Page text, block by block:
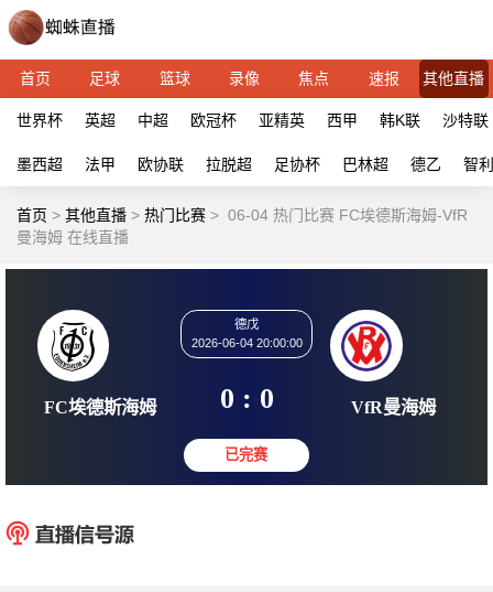
首页 足球 篮球 录像 焦点 速报 其他直播
世界杯 英超 中超 欧冠杯 亚精英 西甲 韩K联 沙特联
墨西超 法甲 欧协联 拉脱超 足协杯 巴林超 德乙 智
首页 > 其他直播 > 热门比赛 > 06-04 热门比赛 FC埃德斯海姆-VfR
曼海姆 在线直播
2026-06-04 20:00:00
0 : 0